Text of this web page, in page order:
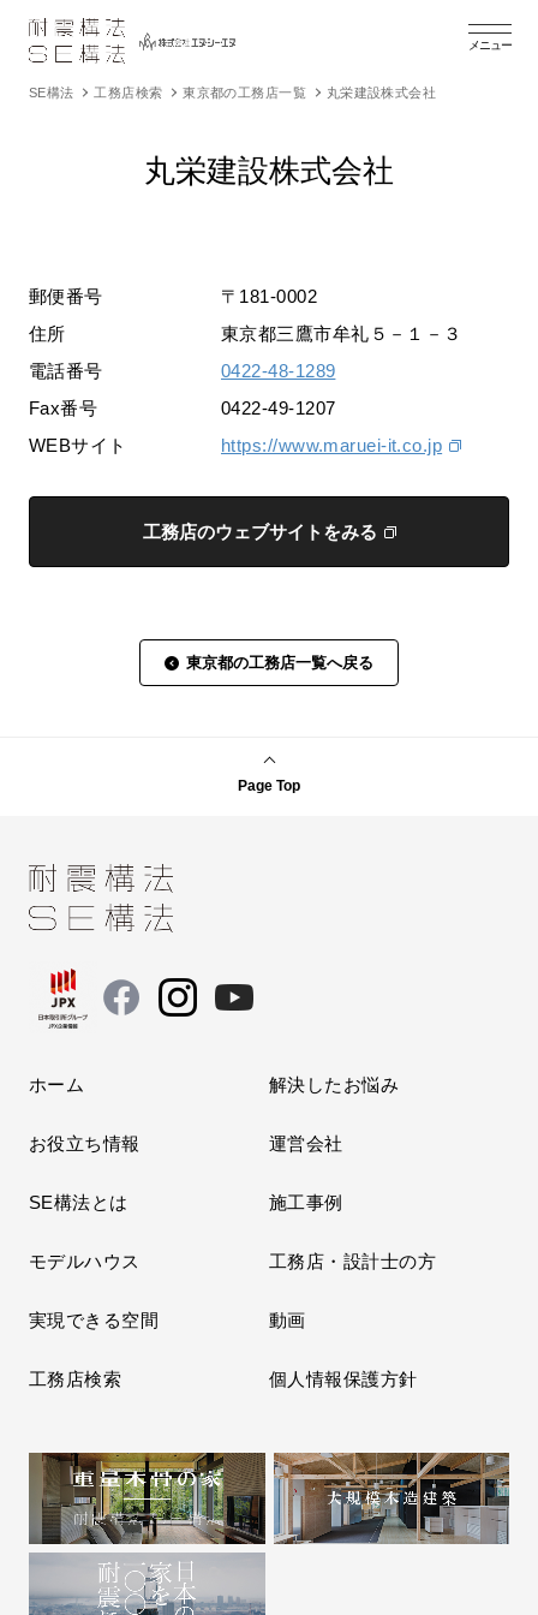
メニュー
SE構法 工務店検索 東京都の工務店一覧 丸栄建設株式会社
丸栄建設株式会社
郵便番号
〒181-0002
住所
東京都三鷹市牟礼５－１－３
電話番号
0422-48-1289
Fax番号
0422-49-1207
WEBサイト
https://www.maruei-it.co.jp
工務店のウェブサイトをみる
東京都の工務店一覧へ戻る
Page Top
ホーム 解決したお悩み
お役立ち情報 運営会社
SE構法とは 施工事例
モデルハウス 工務店・設計士の方
実現できる空間 動画
工務店検索 個人情報保護方針